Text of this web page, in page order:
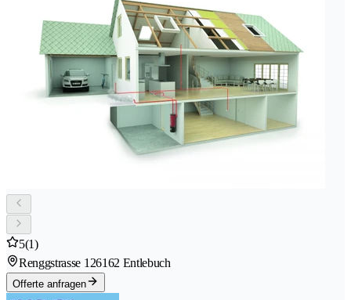
5(1)
Renggstrasse 126162 Entlebuch
Offerte anfragen